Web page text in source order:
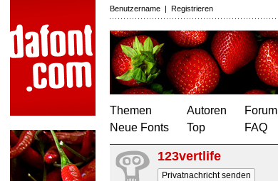
Benutzername | Registrieren
Themen
Neue Fonts
Autoren
Top
Forum
FAQ
123vertlife
Privatnachricht senden